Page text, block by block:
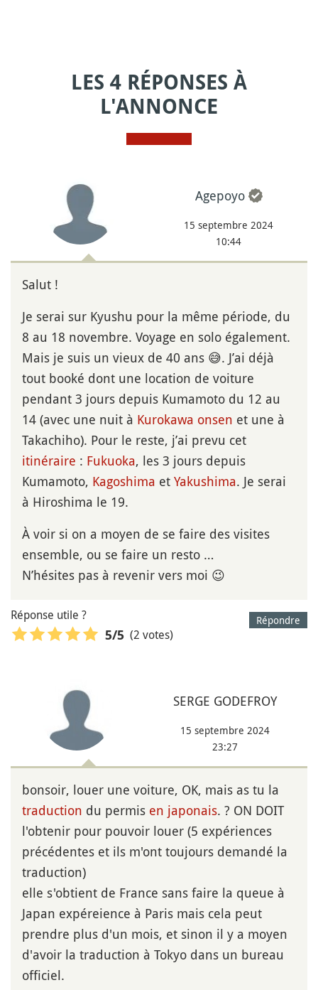
LES 4 RÉPONSES À
L'ANNONCE
Agepoyo
15 septembre 2024
10:44
Salut !
Je serai sur Kyushu pour la même période, du
8 au 18 novembre. Voyage en solo également.
Mais je suis un vieux de 40 ans 😅. J’ai déjà
tout booké dont une location de voiture
pendant 3 jours depuis Kumamoto du 12 au
14 (avec une nuit à Kurokawa onsen et une à
Takachiho). Pour le reste, j’ai prevu cet
itinéraire : Fukuoka, les 3 jours depuis
Kumamoto, Kagoshima et Yakushima. Je serai
à Hiroshima le 19.
À voir si on a moyen de se faire des visites
ensemble, ou se faire un resto …
N’hésites pas à revenir vers moi 😉
Répondre
Réponse utile ?
5/5 (2 votes)
SERGE GODEFROY
15 septembre 2024
23:27
bonsoir, louer une voiture, OK, mais as tu la
traduction du permis en japonais. ? ON DOIT
l'obtenir pour pouvoir louer (5 expériences
précédentes et ils m'ont toujours demandé la
traduction)
elle s'obtient de France sans faire la queue à
Japan expéreience à Paris mais cela peut
prendre plus d'un mois, et sinon il y a moyen
d'avoir la traduction à Tokyo dans un bureau
officiel.